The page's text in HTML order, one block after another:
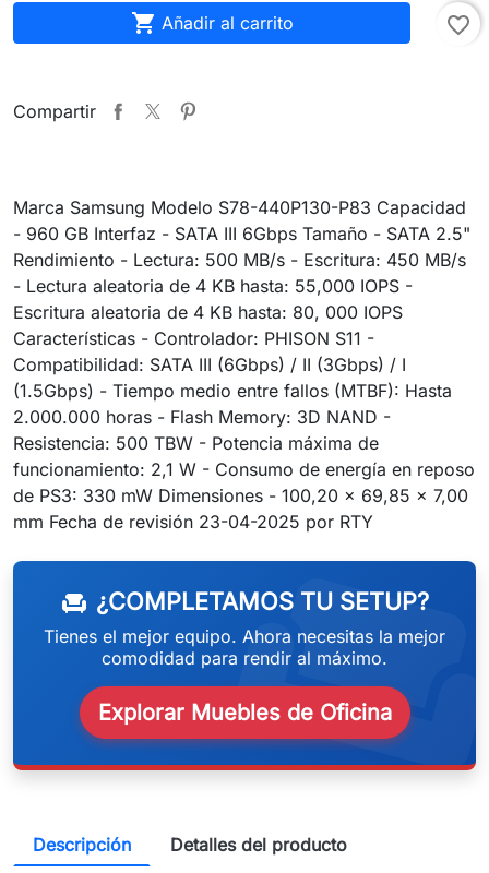
 Añadir al carrito favorite_border
Compartir
Marca Samsung Modelo S78-440P130-P83 Capacidad
- 960 GB Interfaz - SATA III 6Gbps Tamaño - SATA 2.5"
Rendimiento - Lectura: 500 MB/s - Escritura: 450 MB/s
- Lectura aleatoria de 4 KB hasta: 55,000 IOPS -
Escritura aleatoria de 4 KB hasta: 80, 000 IOPS
Características - Controlador: PHISON S11 -
Compatibilidad: SATA III (6Gbps) / II (3Gbps) / I
(1.5Gbps) - Tiempo medio entre fallos (MTBF): Hasta
2.000.000 horas - Flash Memory: 3D NAND -
Resistencia: 500 TBW - Potencia máxima de
funcionamiento: 2,1 W - Consumo de energía en reposo
de PS3: 330 mW Dimensiones - 100,20 x 69,85 x 7,00
mm Fecha de revisión 23-04-2025 por RTY
chair ¿COMPLETAMOS TU SETUP?
Tienes el mejor equipo. Ahora necesitas la mejor
comodidad para rendir al máximo.
Explorar Muebles de Oficina
Descripción
Detalles del producto